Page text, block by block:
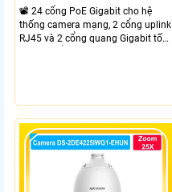
📽 24 cổng PoE Gigabit cho hệ
thống camera mạng, 2 cổng uplink
RJ45 và 2 cổng quang Gigabit tốc